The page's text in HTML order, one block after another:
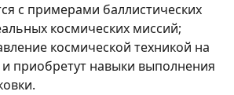
с примерами баллистических
космических миссий;
космической техникой на
приобретут навыки выполнения